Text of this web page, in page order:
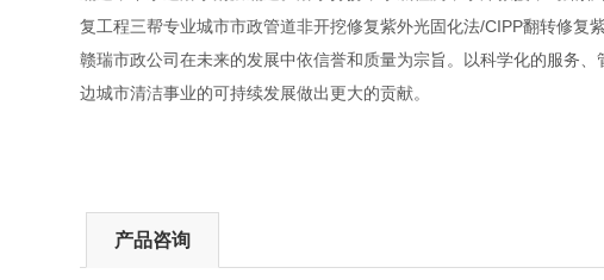
复工程三帮专业城市市政管道非开挖修复紫外光固化法/CIPP翻转修复
赣瑞市政公司在未来的发展中依信誉和质量为宗旨。以科学化的服务
边城市清洁事业的可持续发展做出更大的贡献。
产品咨询